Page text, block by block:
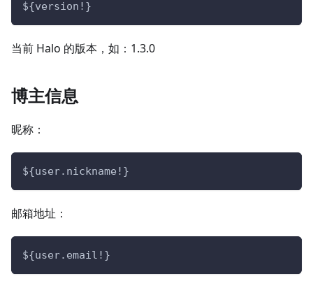
${version!}
当前 Halo 的版本，如：1.3.0
博主信息
昵称：
${user.nickname!}
邮箱地址：
${user.email!}